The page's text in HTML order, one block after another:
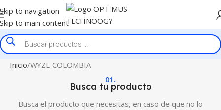
Skip to navigation
Skip to main content
Inicio WYZE COLOMBIA
01.
Busca tu producto
Busca el producto que necesitas, en caso de que no lo